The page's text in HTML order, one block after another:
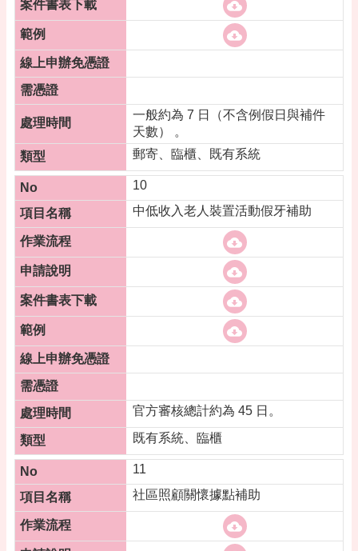
一般約為 7 日（不含例假日與補件
天數） 。
郵寄、臨櫃、既有系統
10
中低收入老人裝置活動假牙補助
官方審核總計約為 45 日。
既有系統、臨櫃
11
社區照顧關懷據點補助